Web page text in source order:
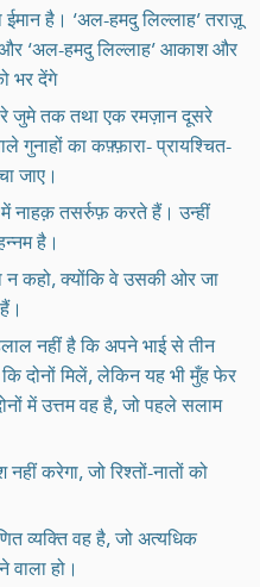
है। ‘अल-हमदु लिल्लाह’ तराज़ू
‘अल-हमदु लिल्लाह’ आकाश और
भर देंगे
जुमे तक तथा एक रमज़ान दूसरे
गुनाहों का कफ़्फ़ारा- प्रायश्चित-
जाए।
नाहक़ तसर्रुफ़ करते हैं। उन्हीं
है।
न कहो, क्योंकि वे उसकी ओर जा
नहीं है कि अपने भाई से तीन
दोनों मिलें, लेकिन यह भी मुँह फेर
में उत्तम वह है, जो पहले सलाम
करेगा, जो रिश्तों-नातों को
व्यक्ति वह है, जो अत्यधिक
हो।